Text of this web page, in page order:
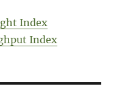
Index
Index